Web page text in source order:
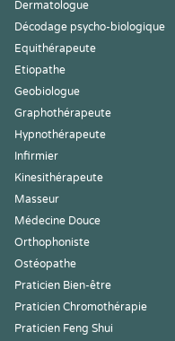
Dermatologue
Décodage psycho-biologique
Equithérapeute
Etiopathe
Geobiologue
Graphothérapeute
Hypnothérapeute
Infirmier
Kinesithérapeute
Masseur
Médecine Douce
Orthophoniste
Ostéopathe
Praticien Bien-être
Praticien Chromothérapie
Praticien Feng Shui